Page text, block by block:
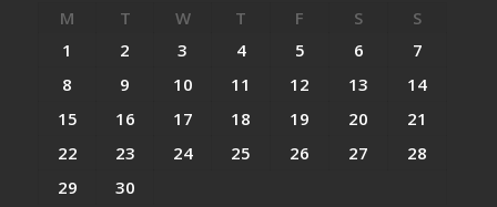
M T W T F S
S
1
2 3 4 5 6
7
8
9 10 11 12 13
14
15
16 17 18 19 20
21
22
23 24 25 26 27
28
29
30